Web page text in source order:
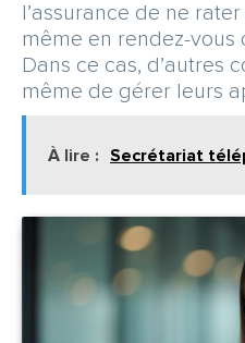
l’assurance de ne
même en rendez-vous
Dans ce cas, d’autres
même de gérer leurs
À lire : Secrétariat